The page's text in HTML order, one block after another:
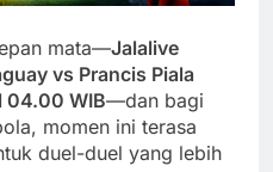
mata—Jalalive
vs Prancis Piala
04.00 WIB—dan bagi
momen ini terasa
duel-duel yang lebih